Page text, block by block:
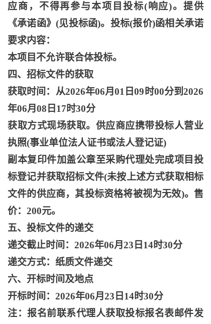
应商，不得再参与本项目投标(响应)。提供
《承诺函》(见投标函)。投标(报价)函相关承诺
要求内容：
本项目不允许联合体投标。
四、招标文件的获取
获取时间：从2026年06月01日09时00分到2026
年06月08日17时30分
获取方式现场获取。供应商应携带投标人营业
执照(事业单位法人证书或法人登记证)
副本复印件加盖公章至采购代理处完成项目投
标登记并获取招标文件(未按上述方式获取相标
文件的供应商，其投标资格将被视为无效)。售
价：200元。
五、投标文件的递交
递交截止时间： 2026年06月23日14时30分
递交方式：纸质文件递交
六、开标时间及地点
开标时间： 2026年06月23日14时30分
注：报名前联系代理人获取投标报名表邮件发